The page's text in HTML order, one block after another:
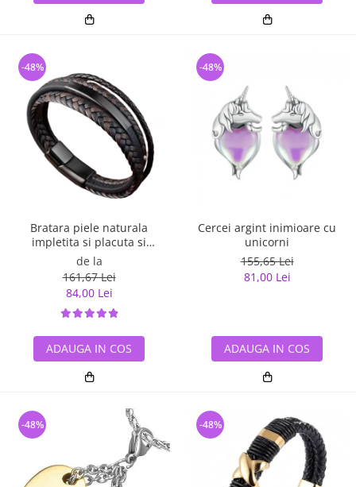
Bratara piele naturala
impletita si placuta si
inchizatoare din inox
de la
161,67 Lei
84,00 Lei
-48%
ADAUGA IN COS
Cercei argint inimioare cu
unicorni
155,65 Lei
81,00 Lei
-48%
ADAUGA IN COS
-48% -48%